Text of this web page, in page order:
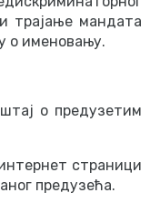
трајање мандата
о именовању.
о предузетим
страници
предузећа.